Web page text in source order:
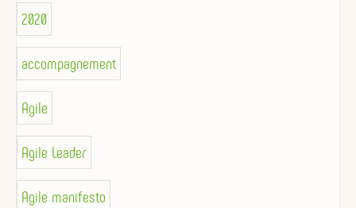
2020
accompagnement
Agile
Agile Leader
Agile manifesto